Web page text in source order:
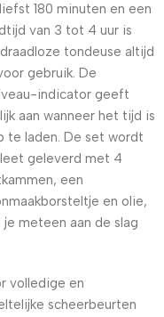
180 minuten en een
van 3 tot 4 uur is
tondeuse altijd
gebruik. De
indicator geeft
aan wanneer het tijd is
te laden. De set wordt
geleverd met 4
een
en olie,
je meteen aan de slag
volledige en
scheerbeurten